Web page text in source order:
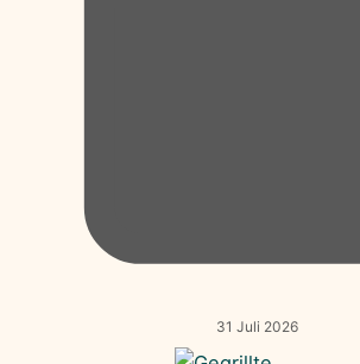
31 Juli 2026